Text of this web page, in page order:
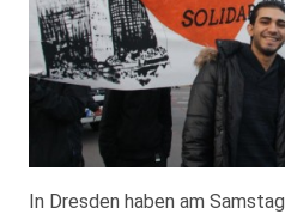
In Dresden haben am